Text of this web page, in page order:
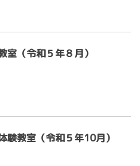
室（令和５年８月）
験教室（令和５年10月）